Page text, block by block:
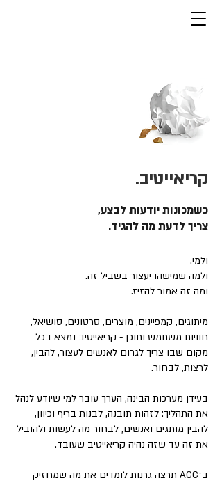
קריאייטיב.
כשמכונות יודעות לבצע,
צריך לדעת מה להגיד.
ולמי.
ולמה שמישהו יעצור בשביל זה.
ומה זה אמור להזיז.
מיתוגים, קמפיינים, מוצרים, סרטונים, סושיאל,
חוויות משתמש ותוכן - קריאייטיב נמצא בכל
מקום שבו צריך לגרום לאנשים לעצור, להבין,
לרצות, לבחור.
בעידן מערכות הבינה, הערך עובר למי שיודע לנהל
את התהליך: לזהות תובנה, לבנות בריף וכיוון,
להבין מותגים ואנשים, לבחור מה לעשות ולהוביל
את זה עד שזה נהיה קריאייטיב שעובד.
ב־ACC תרצה גרנות לומדים את מה שמחזיק